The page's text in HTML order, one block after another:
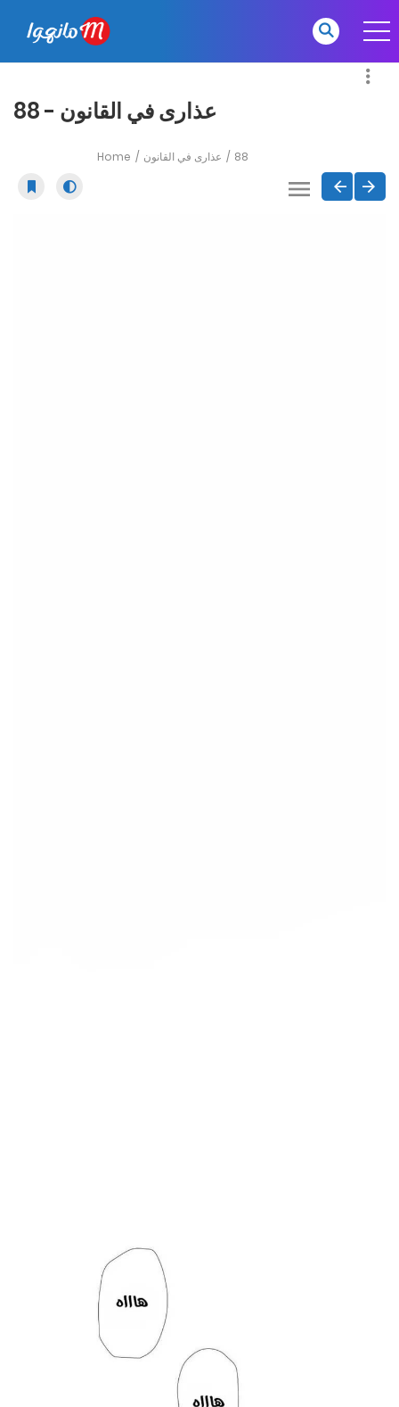
عذارى في القانون - 88
Home عذارى في القانون 88